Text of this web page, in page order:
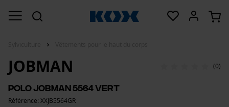
JOBMAN (0)
Polo Jobman 5564 vert
Référence: XXJB5564GR